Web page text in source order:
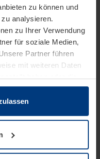
zu können und
analysieren.
zu Ihrer Verwendung
für soziale Medien,
Partner führen
mit weiteren Daten
haben oder die
Dienste gesammelt
Seite unbedingt
Cookie-Typen benötigen
können Sie jederzeit